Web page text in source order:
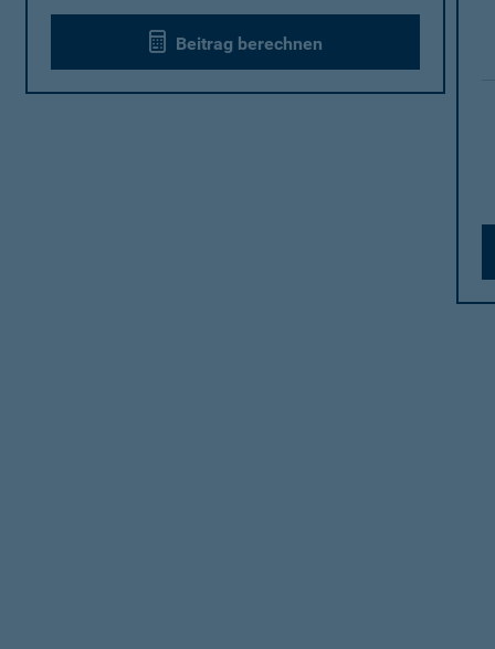
Beitrag berechnen